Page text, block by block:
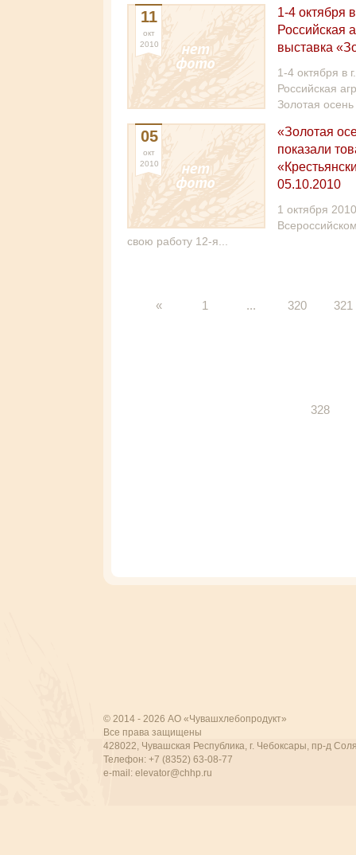
1-4 октября
Российская
выставка
1-4 октября в
Российская
Золотая
11
окт
2010
«Золотая
показали
05.10.2010
1 октября
свою работу 12-я...
05
окт
2010
« 1 ... 320 321
328
© 2014 - 2026 АО «Чувашхлебопродукт»
Все права защищены
428022, Чувашская Республика, г. Чебоксары, пр-д
Телефон: +7 (8352) 63-08-77
e-mail: elevator@chhp.ru